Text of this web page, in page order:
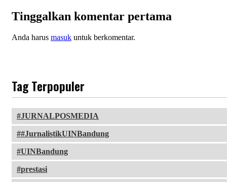
Tinggalkan komentar pertama
Anda harus masuk untuk berkomentar.
Tag Terpopuler
JURNALPOSMEDIA
#JurnalistikUINBandung
UINBandung
prestasi